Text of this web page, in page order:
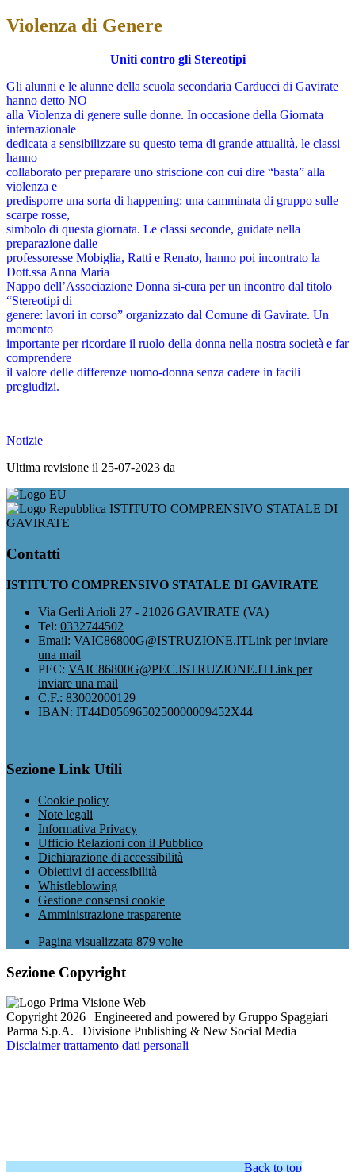
Violenza di Genere
Uniti contro gli Stereotipi
Gli alunni e le alunne della scuola secondaria Carducci di Gavirate
hanno detto NO
alla Violenza di genere sulle donne. In occasione della Giornata
internazionale
dedicata a sensibilizzare su questo tema di grande attualità, le classi
hanno
collaborato per preparare uno striscione con cui dire “basta” alla
violenza e
predisporre una sorta di happening: una camminata di gruppo sulle
scarpe rosse,
simbolo di questa giornata. Le classi seconde, guidate nella
preparazione dalle
professoresse Mobiglia, Ratti e Renato, hanno poi incontrato la
Dott.ssa Anna Maria
Nappo dell’Associazione Donna si-cura per un incontro dal titolo
“Stereotipi di
genere: lavori in corso” organizzato dal Comune di Gavirate. Un
momento
importante per ricordare il ruolo della donna nella nostra società e far
comprendere
il valore delle differenze uomo-donna senza cadere in facili
pregiudizi.
Notizie
Ultima revisione il 25-07-2023 da
ISTITUTO COMPRENSIVO STATALE DI
GAVIRATE
Contatti
ISTITUTO COMPRENSIVO STATALE DI GAVIRATE
Via Gerli Arioli 27 - 21026 GAVIRATE (VA)
Tel: 0332744502
Email: VAIC86800G@ISTRUZIONE.ITLink per inviare
una mail
PEC: VAIC86800G@PEC.ISTRUZIONE.ITLink per
inviare una mail
C.F.: 83002000129
IBAN: IT44D0569650250000009452X44
Sezione Link Utili
Cookie policy
Note legali
Informativa Privacy
Ufficio Relazioni con il Pubblico
Dichiarazione di accessibilità
Obiettivi di accessibilità
Whistleblowing
Gestione consensi cookie
Amministrazione trasparente
Pagina visualizzata 879 volte
Sezione Copyright
Copyright 2026 | Engineered and powered by Gruppo Spaggiari
Parma S.p.A. | Divisione Publishing & New Social Media
Disclaimer trattamento dati personali
Back to top